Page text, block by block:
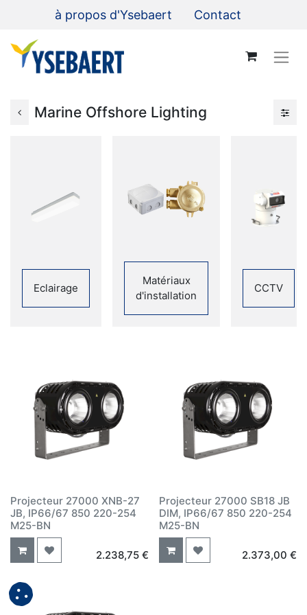
à propos d'Ysebaert Contact
Marine Offshore Lighting
Eclairage
Matériaux
d'installation
CCTV
Projecteur 27000 XNB-27
JB, IP66/67 850 220-254
M25-BN
2.238,75€
Projecteur 27000 SB18 JB
DIM, IP66/67 850 220-254
M25-BN
2.373,00 €